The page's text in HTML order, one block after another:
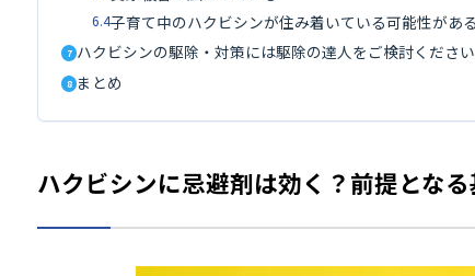
6.4子育て中のハクビシンが住み着いている可能性がある
7 ハクビシンの駆除・対策には駆除の達人をご検討ください
8 まとめ
ハクビシンに忌避剤は効く？前提とな